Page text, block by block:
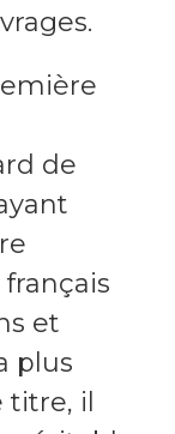
de
et
plus
titre, il